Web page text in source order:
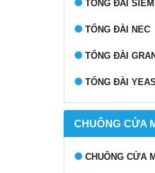
TỔNG ĐÀI
TỔNG ĐÀI NEC
TỔNG ĐÀI
TỔNG ĐÀI
CHUÔNG CỬA
CHUÔNG CỬA